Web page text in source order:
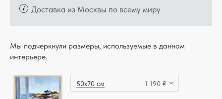
Доставка из Москвы по всему миру
Мы подчеркнули размеры, используемые в данном
интерьере.
50x70 см 1 190 ₽